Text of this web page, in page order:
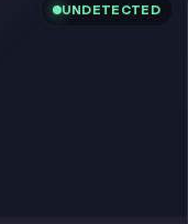
UNDETECTED